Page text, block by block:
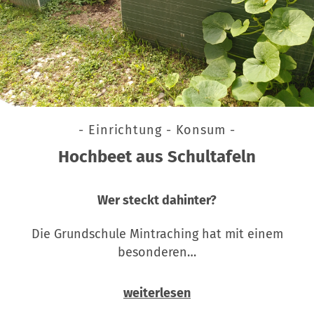
- Einrichtung - Konsum -
Hochbeet aus Schultafeln
Wer steckt dahinter?
Die Grundschule Mintraching hat mit einem
besonderen…
weiterlesen